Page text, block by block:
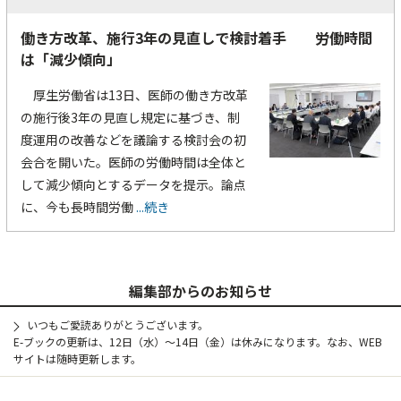
働き方改革、施行3年の見直しで検討着手 労働時間
は「減少傾向」
厚生労働省は13日、医師の働き方改革
の施行後3年の見直し規定に基づき、制
度運用の改善などを議論する検討会の初
会合を開いた。医師の労働時間は全体と
して減少傾向とするデータを提示。論点
に、今も長時間労働...続き
編集部からのお知らせ
いつもご愛読ありがとうございます。
E-ブックの更新は、12日（水）～14日（金）は休みになります。なお、WEB
サイトは随時更新します。